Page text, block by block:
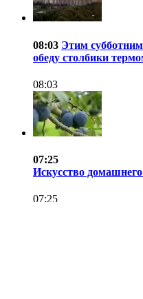
08:03 Этим
обеду столбики
08:03
07:25
Искусство
07:25